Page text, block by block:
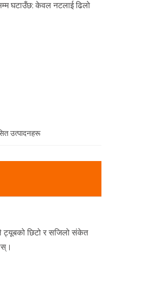
घटाउँछ: केवल नटलाई ढिलो
उत्पादनहरू
ट्यूबको छिटो र सजिलो संकेत